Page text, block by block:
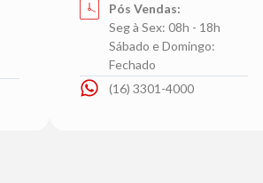
Pós Vendas:
Seg à Sex: 08h - 18h
Sábado e Domingo:
Fechado
(16) 3301-4000